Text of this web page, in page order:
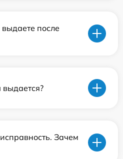
после
Зачем